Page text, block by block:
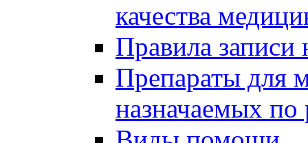
качества
Правила
Препараты для
назначаемых